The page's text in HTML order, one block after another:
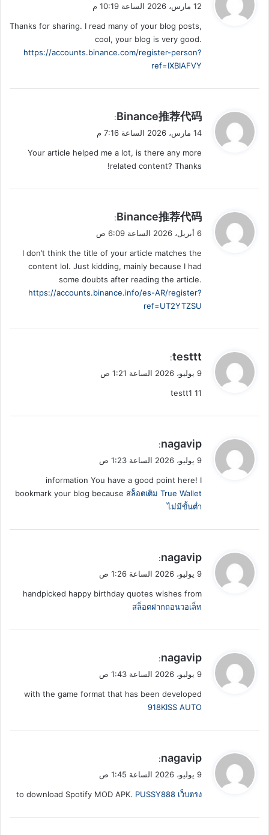
ل
12 مارس، 2026 الساعة 10:19 م
Thanks for sharing. I read many of your blog posts,
cool, your blog is very good.
https://accounts.binance.com/register-person?
ref=IXBIAFVY
ي
ل
Binance推荐代码
:
14 مارس، 2026 الساعة 7:16 م
Your article helped me a lot, is there any more
related content? Thanks!
ي
ل
Binance推荐代码
:
6 أبريل، 2026 الساعة 6:09 ص
I don’t think the title of your article matches the
content lol. Just kidding, mainly because I had
some doubts after reading the article.
https://accounts.binance.info/es-AR/register?
ref=UT2YTZSU
ي
ل
testtt
:
9 يوليو، 2026 الساعة 1:21 ص
testt1 11
ي
ل
nagavip
:
9 يوليو، 2026 الساعة 1:23 ص
information You have a good point here! I
bookmark your blog because สล็อตเติม True Wallet
ไม่มีขั้นต่ำ
ي
ل
nagavip
:
9 يوليو، 2026 الساعة 1:26 ص
handpicked happy birthday quotes wishes from
สล็อตฝากถอนวอเล็ท
ي
ل
nagavip
:
9 يوليو، 2026 الساعة 1:43 ص
with the game format that has been developed
918KISS AUTO
ي
ل
nagavip
:
9 يوليو، 2026 الساعة 1:45 ص
to download Spotify MOD APK. PUSSY888 เว็บตรง